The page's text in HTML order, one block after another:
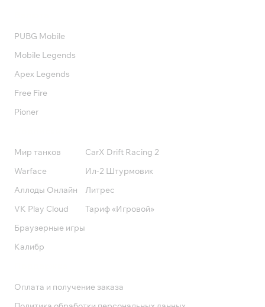
PUBG Mobile
Mobile Legends
Apex Legends
Free Fire
Pioner
Мир танков
Warface
Аллоды Онлайн
VK Play Cloud
Браузерные игры
Калибр
CarX Drift Racing 2
Ил-2 Штурмовик
Литрес
Тариф «Игровой»
Оплата и получение заказа